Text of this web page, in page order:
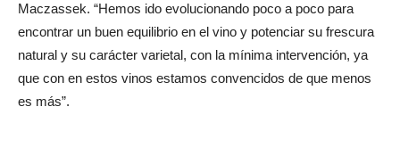
Maczassek. “Hemos ido evolucionando poco a poco para
encontrar un buen equilibrio en el vino y potenciar su frescura
natural y su carácter varietal, con la mínima intervención, ya
que con en estos vinos estamos convencidos de que menos
es más”.